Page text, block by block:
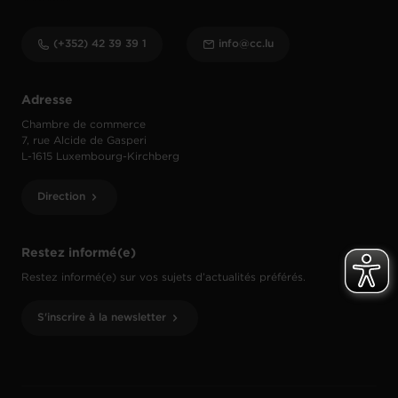
Restez informé(e)
Restez informé(e) sur vos sujets d’actualités préférés.
S'inscrire à la newsletter
Adresse
Chambre de commerce
7, rue Alcide de Gasperi
L-1615 Luxembourg-Kirchberg
Direction
(+352) 42 39 39 1 info@cc.lu